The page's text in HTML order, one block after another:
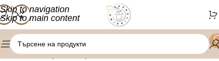
Skip to navigation
Skip to main content
Начало/Кафе на зърна